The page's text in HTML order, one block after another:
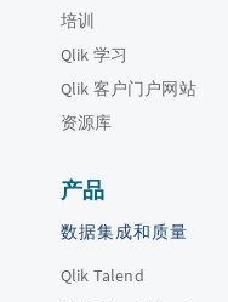
培训
Qlik 学习
Qlik 客户门户网站
资源库
产品
数据集成和质量
Qlik Talend